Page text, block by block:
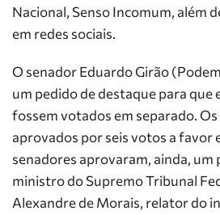
Nacional, Senso Incomum, além
em redes sociais.
O senador Eduardo Girão
um pedido de destaque para que
fossem votados em separado.
aprovados por seis votos a favor
senadores aprovaram, ainda, um
ministro do Supremo Tribunal
Alexandre de Morais, relator do